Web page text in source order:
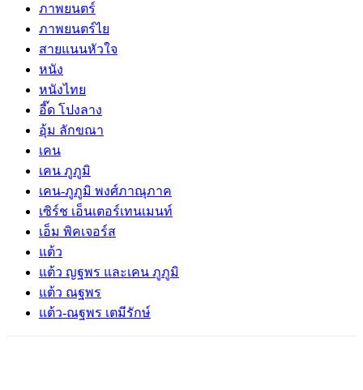
ภาพยนตร์
ภาพยนตร์ไย
สายแนนหัวใจ
หนัง
หนังไทย
อี๊ด โปงลาง
อุ้ม ลักขณา
เคน
เคน ภูภูมิ
เคน-ภูภูมิ พงศ์ภาณุภาค
เซิร์ช เอ็นเตอร์เทนเมนท์
เอ็ม พิคเจอร์ส
แต้ว
แต้ว ญฐพร และเคน ภูภูมิ
แต้ว ณฐพร
แต้ว-ณฐพร เตมีรักษ์